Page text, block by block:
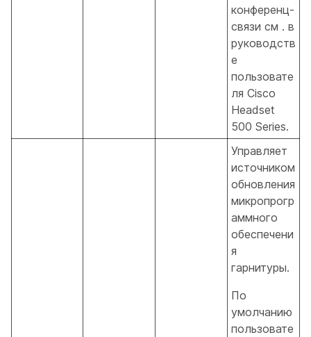
конференц-
связи см . в
руководств
е
пользовате
ля Cisco
Headset
500 Series.
Управляет
источником
обновления
микропрогр
аммного
обеспечени
я
гарнитуры.
По
умолчанию
пользовате